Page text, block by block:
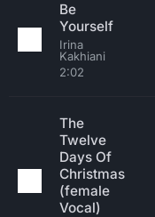
Be
Yourself
Irina
Kakhiani
2:02
The
Twelve
Days Of
Christmas
(female
Vocal)